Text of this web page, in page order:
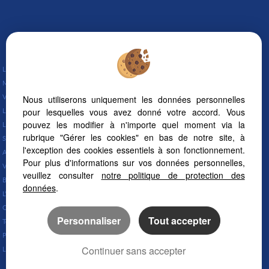
Lunel (34400)
Marsillargues (34590)
Vauvert (30600)
La Grande-motte (34280)
Lunel Viel (34400)
Saint Just (34400)
Aujargues (30250)
Valergues (34130)
Bernis (30620)
L'immobilier à Lunel
Quartiers de Lunel
Tout savoir sur Lunel
Prix de l’immobilier à Lunel
Lunel, entre Montpellier et Nîmes
Nous utiliserons uniquement les données personnelles
pour lesquelles vous avez donné votre accord. Vous
pouvez les modifier à n'importe quel moment via la
rubrique "Gérer les cookies" en bas de notre site, à
l'exception des cookies essentiels à son fonctionnement.
Pour plus d'informations sur vos données personnelles,
veuillez consulter notre politique de protection des
données.
Personnaliser Tout accepter
Continuer sans accepter